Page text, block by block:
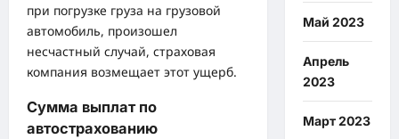
при погрузке груза на грузовой
автомобиль, произошел
несчастный случай, страховая
компания возмещает этот ущерб.
Сумма выплат по
автострахованию
Май 2023
Апрель
2023
Март 2023